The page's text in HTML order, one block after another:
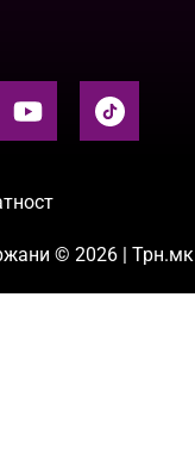
© 2026 | Трн.мк